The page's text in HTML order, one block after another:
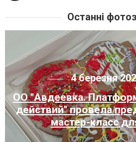
Останні
4 березня
ОО "Авдеевка.
действий" провела
мастер-класс